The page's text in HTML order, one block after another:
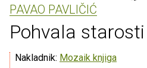
PAVAO PAVLIČIĆ
Pohvala starosti
Nakladnik: Mozaik knjiga